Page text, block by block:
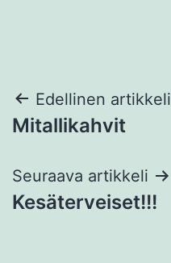
Artikkelien
selaus
Edellinen artikkeli
Mitallikahvit
Seuraava artikkeli
Kesäterveiset!!!